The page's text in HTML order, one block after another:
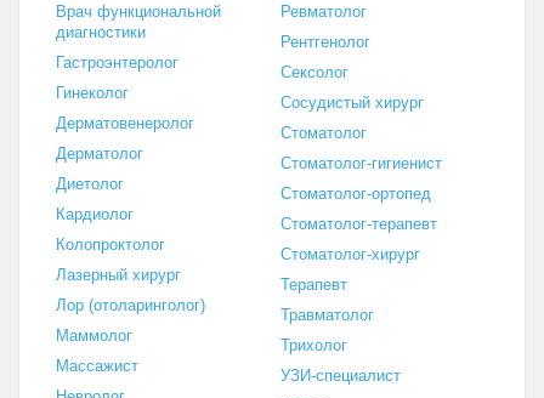
Врач функциональной
диагностики
Гастроэнтеролог
Гинеколог
Дерматовенеролог
Дерматолог
Диетолог
Кардиолог
Колопроктолог
Лазерный хирург
Лор (отоларинголог)
Маммолог
Массажист
Ревматолог
Рентгенолог
Сексолог
Сосудистый хирург
Стоматолог
Стоматолог-гигиенист
Стоматолог-ортопед
Стоматолог-терапевт
Стоматолог-хирург
Терапевт
Травматолог
Трихолог
УЗИ-специалист